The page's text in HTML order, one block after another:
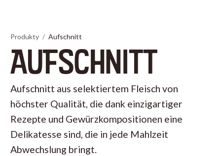
Produkty Aufschnitt
AUFSCHNITT
Aufschnitt aus selektiertem Fleisch von
höchster Qualität, die dank einzigartiger
Rezepte und Gewürzkompositionen eine
Delikatesse sind, die in jede Mahlzeit
Abwechslung bringt.